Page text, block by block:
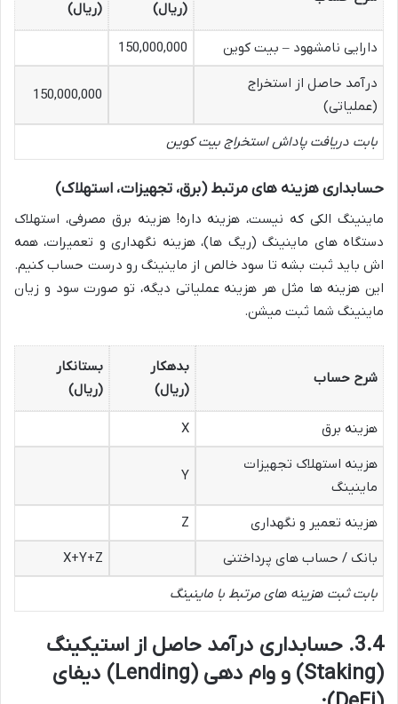
(ریال)
(ریال)
دارایی نامشهود – بیت کوین
150,000,000
درآمد حاصل از استخراج
(عملیاتی)
150,000,000
بابت دریافت پاداش استخراج بیت کوین
حسابداری هزینه های مرتبط (برق، تجهیزات، استهلاک)
ماینینگ الکی که نیست، هزینه داره! هزینه برق مصرفی، استهلاک
دستگاه های ماینینگ (ریگ ها)، هزینه نگهداری و تعمیرات، همه
اش باید ثبت بشه تا سود خالص از ماینینگ رو درست حساب کنیم.
این هزینه ها مثل هر هزینه عملیاتی دیگه، تو صورت سود و زیان
ماینینگ شما ثبت میشن.
شرح حساب
بدهکار
(ریال)
بستانکار
(ریال)
هزینه برق
X
هزینه استهلاک تجهیزات
ماینینگ
Y
هزینه تعمیر و نگهداری
Z
بانک / حساب های پرداختنی
X+Y+Z
بابت ثبت هزینه های مرتبط با ماینینگ
3.4. حسابداری درآمد حاصل از استیکینگ
(Staking) و وام دهی (Lending) دیفای